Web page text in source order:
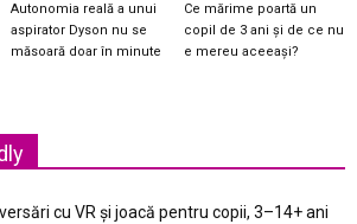
Autonomia reală a unui
aspirator Dyson nu se
măsoară doar în minute
Ce mărime poartă un
copil de 3 ani și de ce nu
e mereu aceeași?
cu VR și joacă pentru copii, 3–14+ ani